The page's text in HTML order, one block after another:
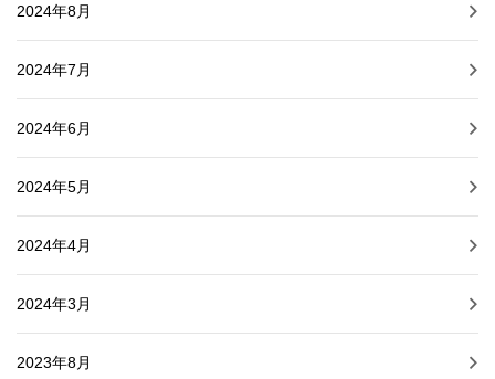
2024年8月
2024年7月
2024年6月
2024年5月
2024年4月
2024年3月
2023年8月